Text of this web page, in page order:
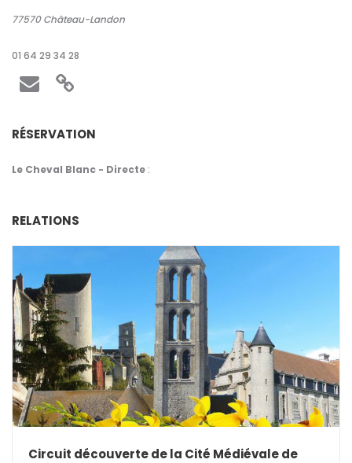
77570 Château-Landon
01 64 29 34 28
RÉSERVATION
Le Cheval Blanc - Directe :
RELATIONS
Circuit découverte de la Cité Médiévale de